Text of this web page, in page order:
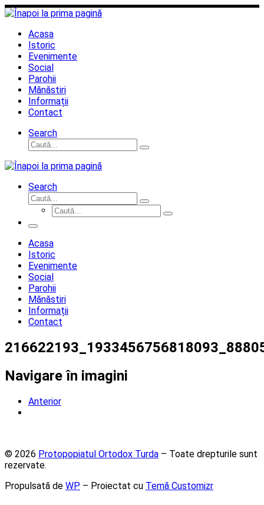
Sari
la
conținutAcasa
Istoric
Evenimente
Social
Parohii
Mănăstiri
Informații
Contact
Search
Căutare
Caută...
Search
Căutare
Caută...
Căutare
Caută...
Meniu
Acasa
Istoric
Evenimente
Social
Parohii
Mănăstiri
Informații
Contact
Navigare în imagini
Anterior
© 2026 Protopopiatul Ortodox Turda – Toate drepturile sunt
rezervate.
Propulsată de WP – Proiectat cu Temă Customizr